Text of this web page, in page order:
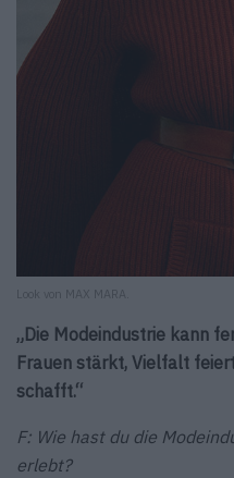
Look von MAX MARA.
„Die Modeindustrie kann
Frauen stärkt, Vielfalt
schafft.“
F: Wie hast du die
erlebt?